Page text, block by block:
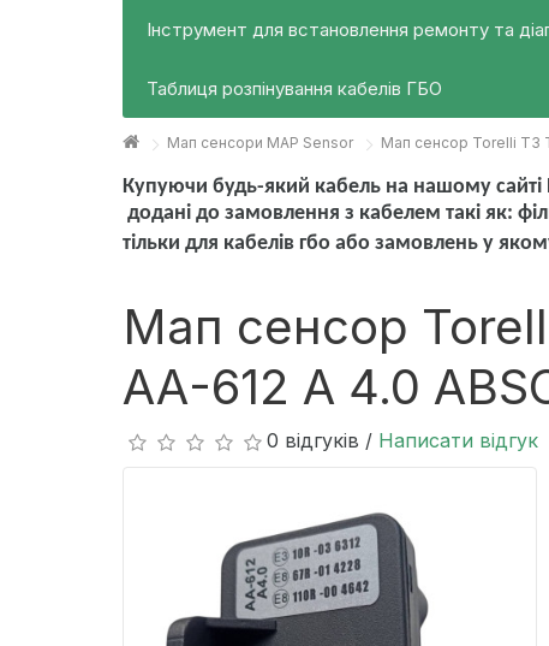
Інструмент для встановлення ремонту та
Таблиця розпінування кабелів ГБО
Мап сенсори MAP Sensor Мап сенсор Torelli T3
Купуючи будь-який кабель на нашому сайті
додані до замовлення з кабелем такі як:
тільки для кабелів гбо або замовлень у
Мап сенсор
АА-612 A 4.0
0 відгуків / Написати відгук